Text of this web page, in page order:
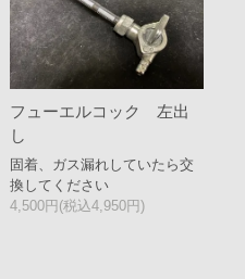
フューエルコック 左出
し
固着、ガス漏れしていたら交
換してください
4,500円(税込4,950円)